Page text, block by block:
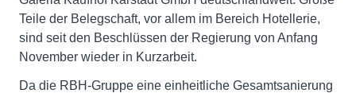
Teile der Belegschaft, vor allem im Bereich Hotellerie,
sind seit den Beschlüssen der Regierung von Anfang
November wieder in Kurzarbeit.
Da die RBH-Gruppe eine einheitliche Gesamtsanierung